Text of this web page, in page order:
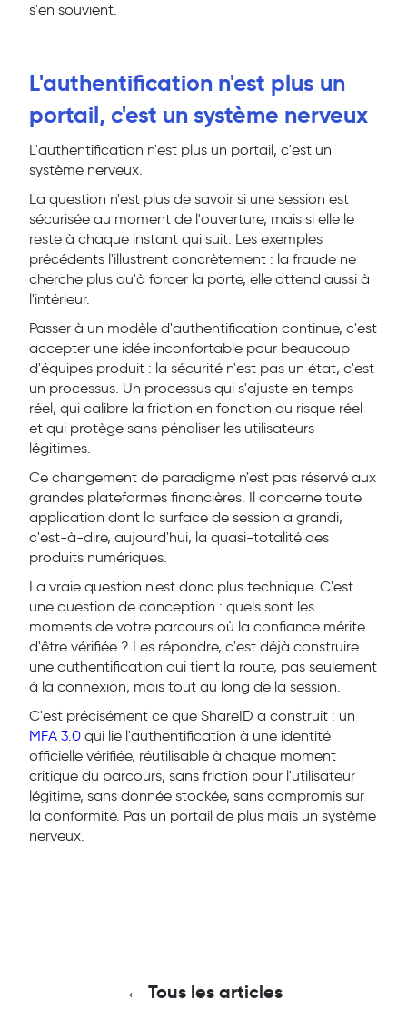
s'en souvient.
L'authentification n'est plus un
portail, c'est un système nerveux
L'authentification n'est plus un portail, c'est un
système nerveux.
La question n'est plus de savoir si une session est
sécurisée au moment de l'ouverture, mais si elle le
reste à chaque instant qui suit. Les exemples
précédents l'illustrent concrètement : la fraude ne
cherche plus qu'à forcer la porte, elle attend aussi à
l'intérieur.
Passer à un modèle d'authentification continue, c'est
accepter une idée inconfortable pour beaucoup
d'équipes produit : la sécurité n'est pas un état, c'est
un processus. Un processus qui s'ajuste en temps
réel, qui calibre la friction en fonction du risque réel
et qui protège sans pénaliser les utilisateurs
légitimes.
Ce changement de paradigme n'est pas réservé aux
grandes plateformes financières. Il concerne toute
application dont la surface de session a grandi,
c'est-à-dire, aujourd'hui, la quasi-totalité des
produits numériques.
La vraie question n'est donc plus technique. C'est
une question de conception : quels sont les
moments de votre parcours où la confiance mérite
d'être vérifiée ? Les répondre, c'est déjà construire
une authentification qui tient la route, pas seulement
à la connexion, mais tout au long de la session.
C'est précisément ce que ShareID a construit : un
MFA 3.0 qui lie l'authentification à une identité
officielle vérifiée, réutilisable à chaque moment
critique du parcours, sans friction pour l'utilisateur
légitime, sans donnée stockée, sans compromis sur
la conformité. Pas un portail de plus mais un système
nerveux.
← Tous les articles